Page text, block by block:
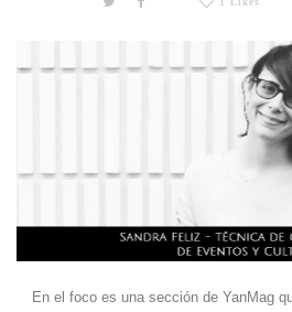
En el foco es una sección de YanMag